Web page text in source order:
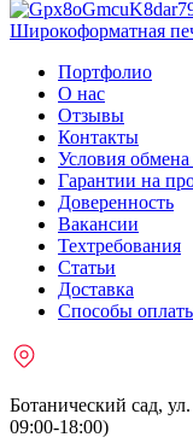
Широкоформатная
Портфолио
О нас
Отзывы
Контакты
Условия обмена
Гарантии на
Доверенность
Вакансии
Техтребования
Статьи
Доставка
Способы
Ботанический сад,
09:00-18:00)